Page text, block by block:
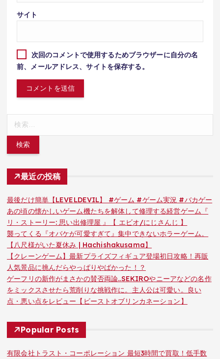
サイト
次回のコメントで使用するためブラウザーに自分の名
前、メールアドレス、サイトを保存する。
最近の投稿
最後だけ簡単【LEVELDEVIL】 #ゲーム #ゲーム実況 #バカゲー
あの頃の懐かしいゲーム機たちを解体して修理する経営ゲーム『
リ・ストーリー: 思い出修理屋 』【 エビオ/にじさんじ 】
襲ってくる『オバケが可愛すぎて』集中できないホラーゲーム。
【八尺様がいた夏休み | Hachishakusama】
【クレーンゲーム】最新プライズフィギュア登場初日攻略！再販
人気景品に挑んだらやっぱりやばかった！？
ゲーフリの新作がまさかの賛否両論..SEKIROやニーアなどの名作
をミックスさせたら荒削りな挑戦作に。主人公は可愛い。良い
点・悪い点をレビュー【ビーストオブリンカネーション】
Popular Posts
有限会社トラスト・コーポレーション 最短3時間で買取！低手数